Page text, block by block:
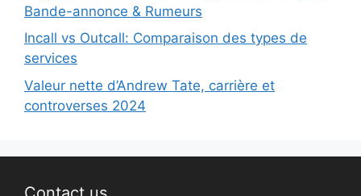
Bande-annonce & Rumeurs
Incall vs Outcall: Comparaison des types de
services
Valeur nette d’Andrew Tate, carrière et
controverses 2024